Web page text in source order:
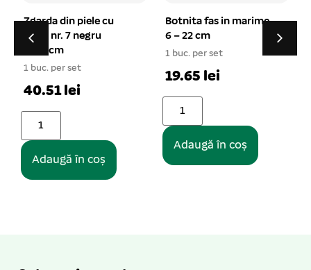
Botnita fas in marime
6 – 22 cm
1 buc. per set
19.65 lei
Adaugă în coș
Lesa chinga quality cu
ham si zgarda 1*120
cm
1 buc. per set
Adaugă în coș